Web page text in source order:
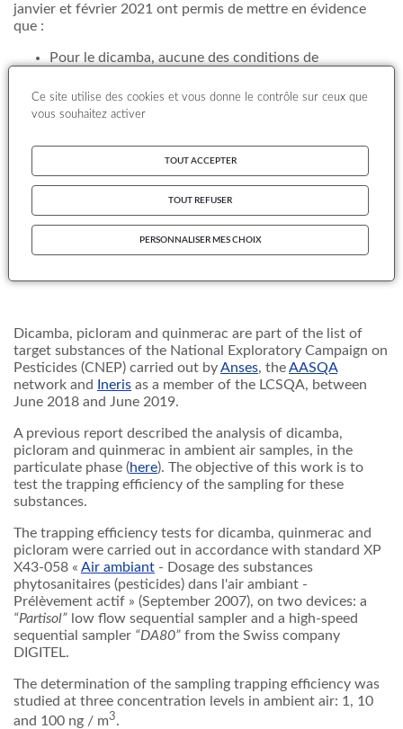
janvier et février 2021 ont permis de mettre en évidence
que :
Pour le dicamba, aucune des conditions de
sur filtre quartz.
Pour le piclorame et le quinmérac, le prélèvement sur
semaine, est le plus adapté quel que soit le niveau de
concentration dans l’air.
Dicamba, picloram and quinmerac are part of the list of
target substances of the National Exploratory Campaign on
Pesticides (CNEP) carried out byAnses, theAASQA
network and
Ineris as a member of the LCSQA, between
June 2018 and June 2019.
A previous report described the analysis of dicamba,
picloram and quinmerac in ambient air samples, in the
particulate phase (here). The objective of this work is to
test the trapping efficiency of the sampling for these
substances.
The trapping efficiency tests for dicamba, quinmerac and
picloram were carried out in accordance with standard XP
X43-058 « Air ambiant - Dosage des substances
phytosanitaires (pesticides) dans l'air ambiant -
Prélèvement actif » (September 2007), on two devices: a
“Partisol” low flow sequential sampler and a high-speed
sequential sampler “DA80” from the Swiss company
DIGITEL.
The determination of the sampling trapping efficiency was
studied at three concentration levels in ambient air: 1, 10
and 100 ng / m3.
Ce site utilise des cookies et vous donne le contrôle sur ceux que
vous souhaitez activer
TOUT ACCEPTER
TOUT REFUSER
PERSONNALISER MES CHOIX